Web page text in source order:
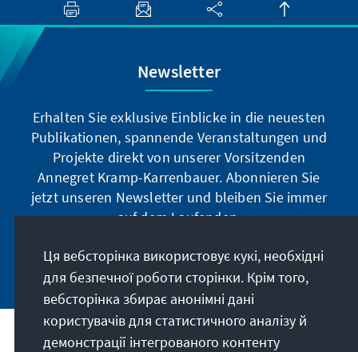
Newsletter
Erhalten Sie exklusive Einblicke in die neuesten
Publikationen, spannende Veranstaltungen und
Projekte direkt von unserer Vorsitzenden
Annegret Kramp-Karrenbauer. Abonnieren Sie
jetzt unseren Newsletter und bleiben Sie immer
auf dem Laufenden.
Jetzt abonnieren
Наше покликання
Ця вебсторінка використовує кукі, необхідні
для безпечної роботи сторінки. Крім того,
вебсторінка збирає анонімні дані
користувачів для статистичного аналізу й
демонстрації інтегрованого контенту